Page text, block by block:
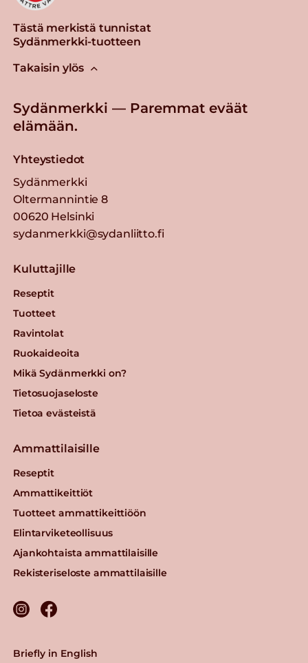
Tästä merkistä tunnistat
Sydänmerkki-tuotteen
Takaisin ylös
Sydänmerkki — Paremmat eväät
elämään.
Yhteystiedot
Sydänmerkki
Oltermannintie 8
00620 Helsinki
sydanmerkki@sydanliitto.fi
Kuluttajille
Reseptit
Tuotteet
Ravintolat
Ruokaideoita
Mikä Sydänmerkki on?
Tietosuojaseloste
Tietoa evästeistä
Ammattilaisille
Reseptit
Ammattikeittiöt
Tuotteet ammattikeittiöön
Elintarviketeollisuus
Ajankohtaista ammattilaisille
Rekisteriseloste ammattilaisille
Briefly in English